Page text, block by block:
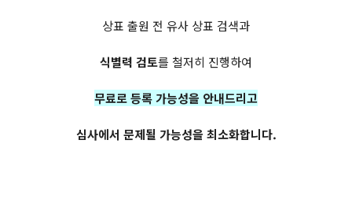
상표 출원 전 유사 상표 검색과
식별력 검토를 철저히 진행하여
무료로 등록 가능성을 안내드리고
심사에서 문제될 가능성을 최소화합니다.